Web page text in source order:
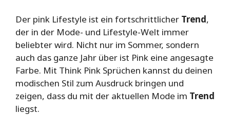
Der pink Lifestyle ist ein fortschrittlicher Trend,
der in der Mode- und Lifestyle-Welt immer
beliebter wird. Nicht nur im Sommer, sondern
auch das ganze Jahr über ist Pink eine angesagte
Farbe. Mit Think Pink Sprüchen kannst du deinen
modischen Stil zum Ausdruck bringen und
zeigen, dass du mit der aktuellen Mode im Trend
liegst.